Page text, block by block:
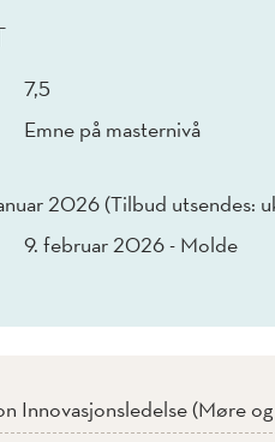
7,5
Emne på masternivå
2026 (Tilbud utsendes:
9. februar 2026 - Molde
Innovasjonsledelse (Møre